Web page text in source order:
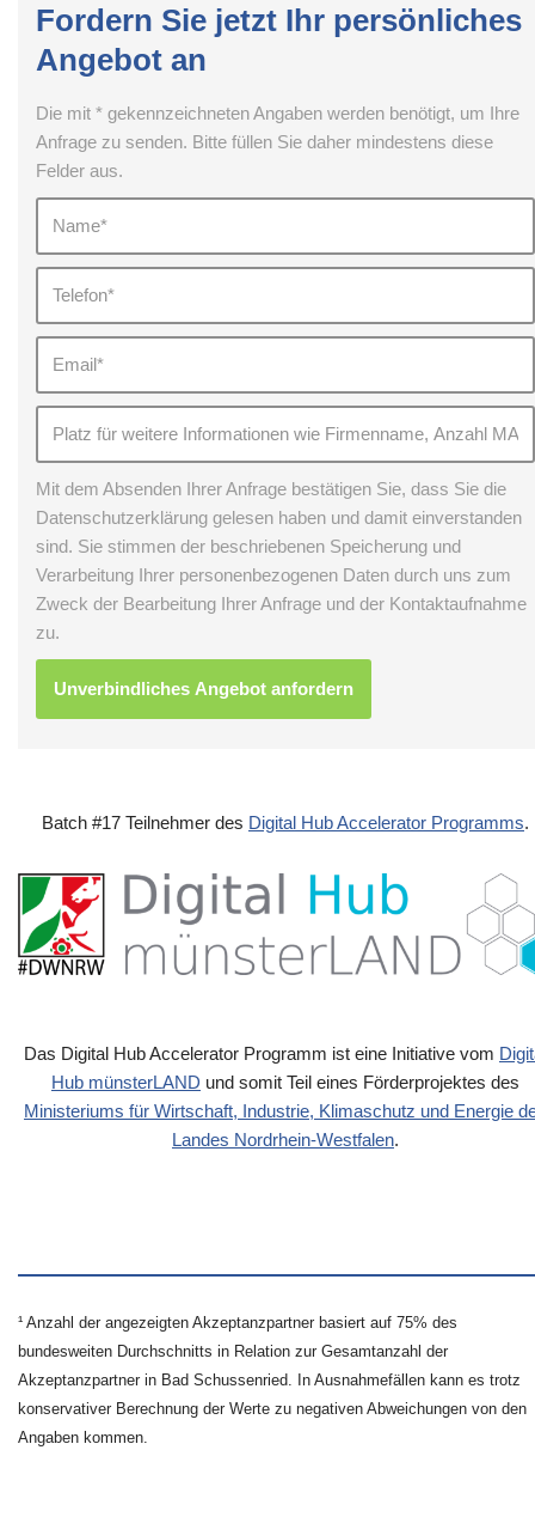
Fordern Sie jetzt Ihr persönliches
Angebot an
Die mit * gekennzeichneten Angaben werden benötigt, um Ihre
Anfrage zu senden. Bitte füllen Sie daher mindestens diese
Felder aus.
Mit dem Absenden Ihrer Anfrage bestätigen Sie, dass Sie die
Datenschutzerklärung gelesen haben und damit einverstanden
sind. Sie stimmen der beschriebenen Speicherung und
Verarbeitung Ihrer personenbezogenen Daten durch uns zum
Zweck der Bearbeitung Ihrer Anfrage und der Kontaktaufnahme
zu.
Batch #17 Teilnehmer des Digital Hub Accelerator Programms.
Das Digital Hub Accelerator Programm ist eine Initiative vom
Hub münsterLAND und somit Teil eines Förderprojektes des
Ministeriums für Wirtschaft, Industrie, Klimaschutz und Energie
Landes Nordrhein-Westfalen.
¹ Anzahl der angezeigten Akzeptanzpartner basiert auf 75% des
bundesweiten Durchschnitts in Relation zur Gesamtanzahl der
Akzeptanzpartner in Bad Schussenried. In Ausnahmefällen kann es trotz
konservativer Berechnung der Werte zu negativen Abweichungen von den
Angaben kommen.